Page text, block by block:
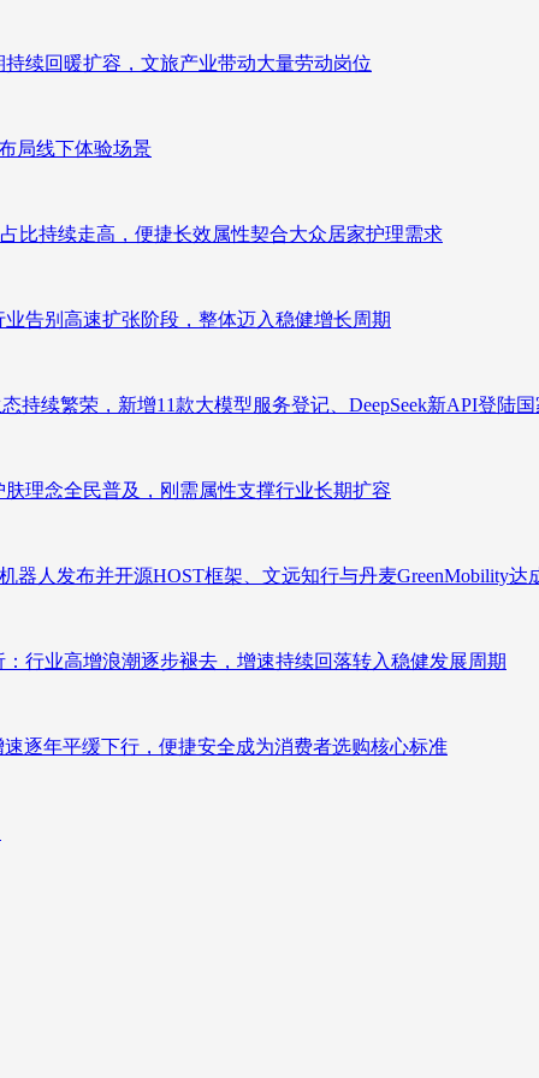
续回暖扩容，文旅产业带动大量劳动岗位
局线下体验场景
比持续走高，便捷长效属性契合大众居家护理需求
告别高速扩张阶段，整体迈入稳健增长周期
续繁荣，新增11款大模型服务登记、DeepSeek新API登陆
理念全民普及，刚需属性支撑行业长期扩容
器人发布并开源HOST框架、文远知行与丹麦GreenMobility达
行业高增浪潮逐步褪去，增速持续回落转入稳健发展周期
逐年平缓下行，便捷安全成为消费者选购核心标准